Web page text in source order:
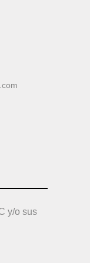
y/o sus